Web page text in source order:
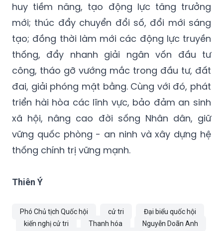
huy tiềm năng, tạo động lực tăng trưởng
mới; thúc đẩy chuyển đổi số, đổi mới sáng
tạo; đồng thời làm mới các động lực truyền
thống, đẩy nhanh giải ngân vốn đầu tư
công, tháo gỡ vướng mắc trong đầu tư, đất
đai, giải phóng mặt bằng. Cùng với đó, phát
triển hài hòa các lĩnh vực, bảo đảm an sinh
xã hội, nâng cao đời sống Nhân dân, giữ
vững quốc phòng - an ninh và xây dựng hệ
thống chính trị vững mạnh.
Thiên Ý
Phó Chủ tịch Quốc hội cử tri
Đại biểu quốc hội
kiến nghị cử tri
Thanh hóa
Nguyễn Doãn Anh